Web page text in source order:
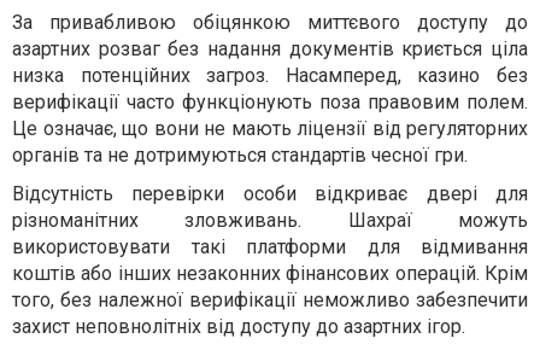
За привабливою обіцянкою миттєвого доступу до
азартних розваг без надання документів криється ціла
низка потенційних загроз. Насамперед, казино без
верифікації часто функціонують поза правовим полем.
Це означає, що вони не мають ліцензії від регуляторних
органів та не дотримуються стандартів чесної гри.
Відсутність перевірки особи відкриває двері для
різноманітних зловживань. Шахраї можуть
використовувати такі платформи для відмивання
коштів або інших незаконних фінансових операцій. Крім
того, без належної верифікації неможливо забезпечити
захист неповнолітніх від доступу до азартних ігор.